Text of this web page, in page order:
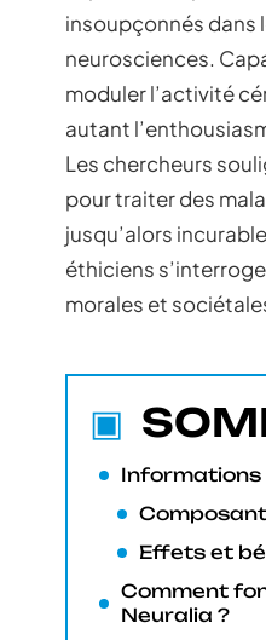
insoupçonnés dans
neurosciences.
moduler l’activité
autant
Les chercheurs
pour traiter des
jusqu’alors
éthiciens
morales et
Informations
Effets et
Comment
Neuralia ?